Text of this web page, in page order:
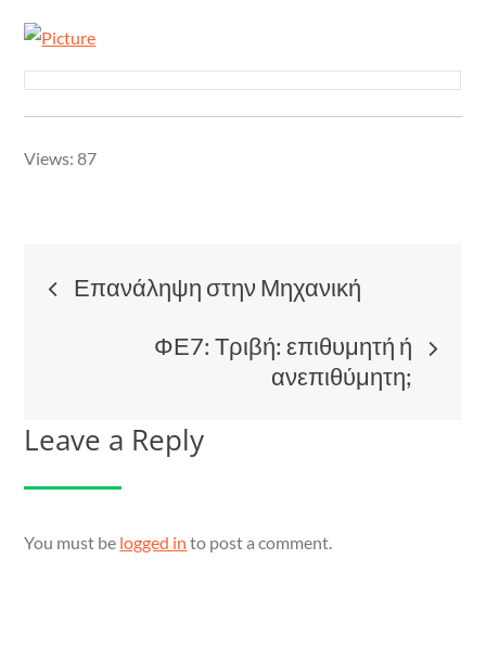
on
Views: 87
Post
navigation
Επανάληψη στην Μηχανική
ΦΕ7: Τριβή: επιθυμητή ή
ανεπιθύμητη;
Leave a Reply
You must be logged in to post a comment.